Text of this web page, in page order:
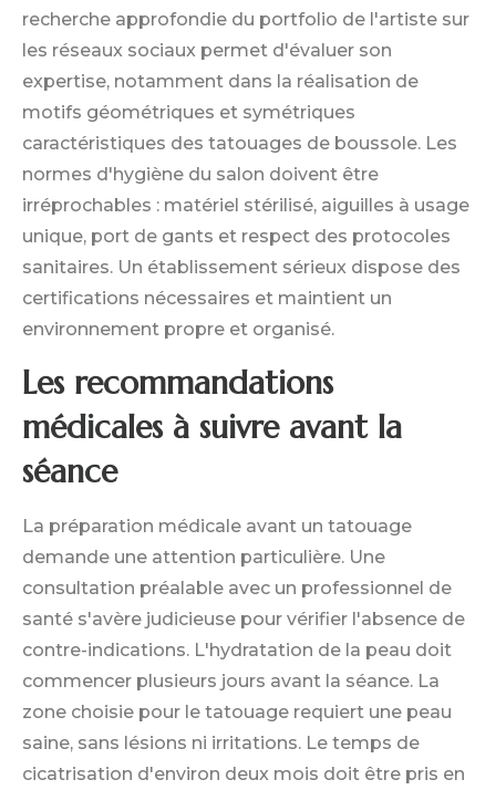
recherche approfondie du portfolio de l'artiste sur
les réseaux sociaux permet d'évaluer son
expertise, notamment dans la réalisation de
motifs géométriques et symétriques
caractéristiques des tatouages de boussole. Les
normes d'hygiène du salon doivent être
irréprochables : matériel stérilisé, aiguilles à usage
unique, port de gants et respect des protocoles
sanitaires. Un établissement sérieux dispose des
certifications nécessaires et maintient un
environnement propre et organisé.
Les recommandations
médicales à suivre avant la
séance
La préparation médicale avant un tatouage
demande une attention particulière. Une
consultation préalable avec un professionnel de
santé s'avère judicieuse pour vérifier l'absence de
contre-indications. L'hydratation de la peau doit
commencer plusieurs jours avant la séance. La
zone choisie pour le tatouage requiert une peau
saine, sans lésions ni irritations. Le temps de
cicatrisation d'environ deux mois doit être pris en